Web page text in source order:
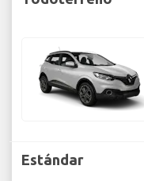
Estándar